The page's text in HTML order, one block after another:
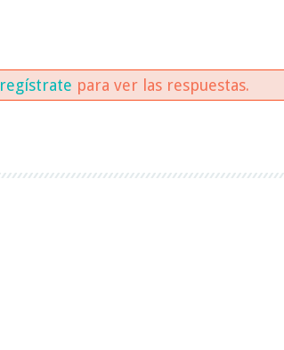
regístrate para ver las respuestas.